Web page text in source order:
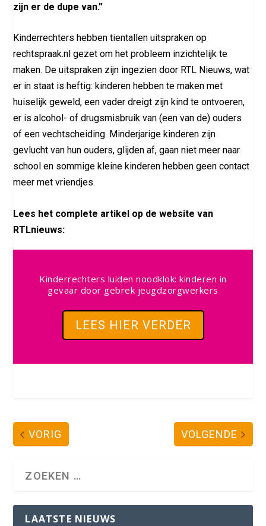
zijn er de dupe van.”
Kinderrechters hebben tientallen uitspraken op
rechtspraak.nl gezet om het probleem inzichtelijk te
maken. De uitspraken zijn ingezien door RTL Nieuws, wat
er in staat is heftig: kinderen hebben te maken met
huiselijk geweld, een vader dreigt zijn kind te ontvoeren,
er is alcohol- of drugsmisbruik van (een van de) ouders
of een vechtscheiding. Minderjarige kinderen zijn
gevlucht van hun ouders, glijden af, gaan niet meer naar
school en sommige kleine kinderen hebben geen contact
meer met vriendjes.
Lees het complete artikel op de website van
RTLnieuws:
Kinderrechters luiden noodklok: kinderen in
gevaar door gebrek jeugdzorgwerkers
LEES HIER VERDER
VORIG VOLGENDE
LAATSTE NIEUWS